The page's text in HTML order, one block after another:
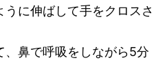
に伸ばして手をクロスさ
、鼻で呼吸をしながら5分